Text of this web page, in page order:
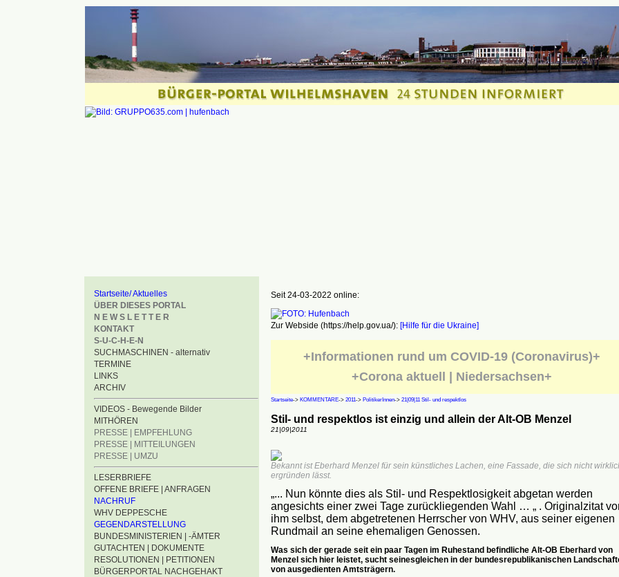
Startseite/ Aktuelles
ÜBER DIESES PORTAL
N E W S L E T T E R
KONTAKT
S-U-C-H-E-N
SUCHMASCHINEN - alternativ
TERMINE
LINKS
ARCHIV
VIDEOS - Bewegende Bilder
MITHÖREN
PRESSE | EMPFEHLUNG
PRESSE | MITTEILUNGEN
PRESSE | UMZU
LESERBRIEFE
OFFENE BRIEFE | ANFRAGEN
NACHRUF
WHV DEPPESCHE
GEGENDARSTELLUNG
BUNDESMINISTERIEN | -ÄMTER
GUTACHTEN | DOKUMENTE
RESOLUTIONEN | PETITIONEN
BÜRGERPORTAL NACHGEHAKT
Seit 24-03-2022 online:
Zur Webside (https://help.gov.ua/): [Hilfe für die Ukraine]
+Informationen rund um COVID-19 (Coronavirus)+
+Corona aktuell | Niedersachsen+
Startseite-> KOMMENTARE-> 2011-> PolitikerInnen-> 21|09|11 Stil- und respektlos
Stil- und respektlos ist einzig und allein der Alt-OB Menzel
21|09|2011
Bekannt ist Eberhard Menzel für sein künstliches Lachen, eine Fassade, die sich nicht
ergründen lässt.
„... Nun könnte dies als Stil- und Respektlosigkeit abgetan werden
angesichts einer zwei Tage zurückliegenden Wahl … „ . Originalzitat
ihm selbst, dem abgetretenen Herrscher von WHV, aus seiner eigenen
Rundmail an seine ehemaligen Genossen.
Was sich der gerade seit ein paar Tagen im Ruhestand befindliche Alt-OB Eberhard von
Menzel sich hier leistet, sucht seinesgleichen in der bundesrepublikanischen
von ausgedienten Amtsträgern.